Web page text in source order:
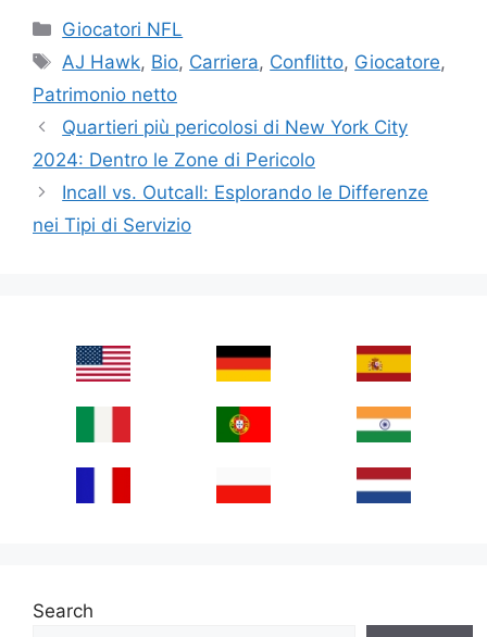
Categories
Giocatori NFL
Tags
AJ Hawk, Bio, Carriera, Conflitto, Giocatore,
Patrimonio netto
Quartieri più pericolosi di New York City
2024: Dentro le Zone di Pericolo
Incall vs. Outcall: Esplorando le Differenze
nei Tipi di Servizio
Search